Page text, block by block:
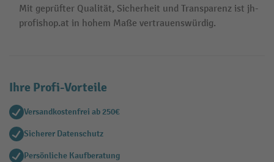
Mit geprüfter Qualität, Sicherheit und Transparenz ist jh-
profishop.at in hohem Maße vertrauenswürdig.
Ihre Profi-Vorteile
Versandkostenfrei ab 250€
Sicherer Datenschutz
Persönliche Kaufberatung